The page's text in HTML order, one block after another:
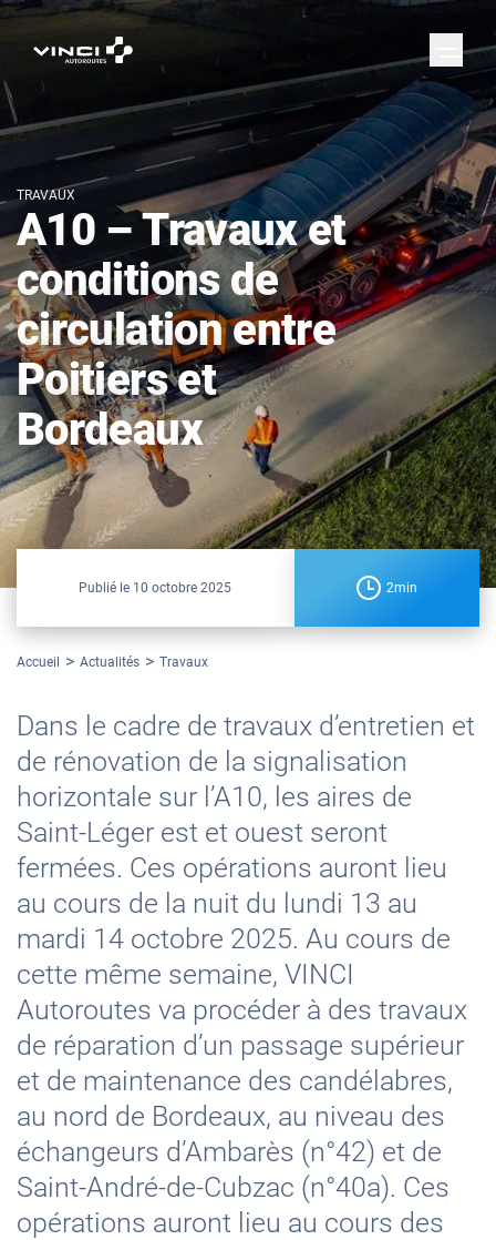
TRAVAUX
A10 – Travaux et
conditions de
circulation entre
Poitiers et
Bordeaux
Publié le 10 octobre 2025 2min
Accueil Actualités Travaux
Dans le cadre de travaux d’entretien et
de rénovation de la signalisation
horizontale sur l’A10, les aires de
Saint-Léger est et ouest seront
fermées. Ces opérations auront lieu
au cours de la nuit du lundi 13 au
mardi 14 octobre 2025. Au cours de
cette même semaine, VINCI
Autoroutes va procéder à des travaux
de réparation d’un passage supérieur
et de maintenance des candélabres,
au nord de Bordeaux, au niveau des
échangeurs d’Ambarès (n°42) et de
Saint-André-de-Cubzac (n°40a). Ces
opérations auront lieu au cours des